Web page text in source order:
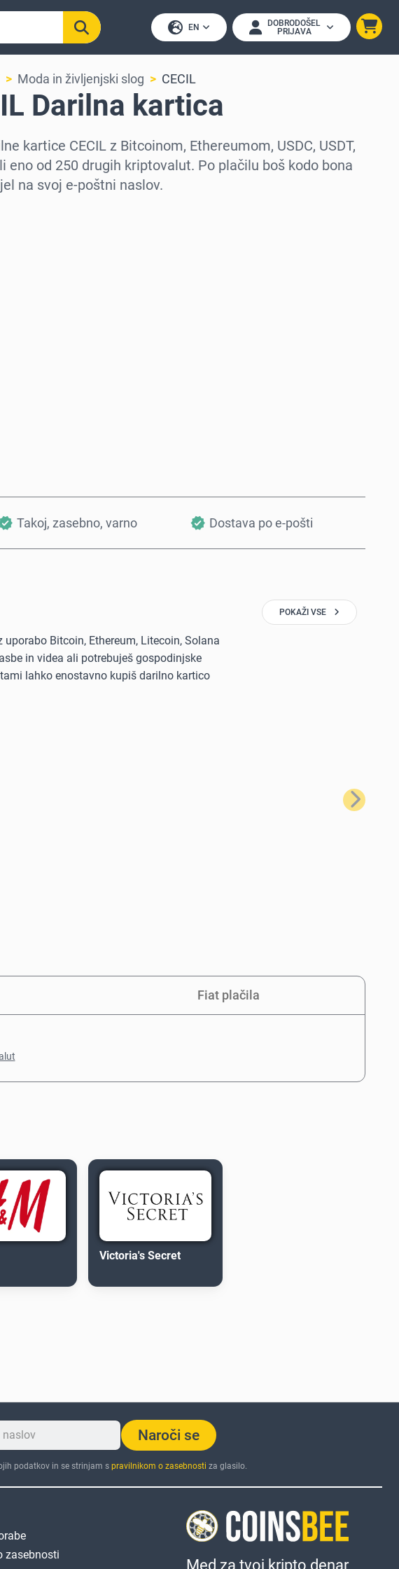
EN
DOBRODOŠEL
PRIJAVA
Moda in življenjski slog CECIL
Darilna kartica
kartice CECIL z Bitcoinom, Ethereumom, USDC, USDT,
eno od 250 drugih kriptovalut. Po plačilu boš kodo bona
na svoj e-poštni naslov.
Takoj, zasebno, varno Dostava po e-pošti
Bitcoin, Ethereum, Litecoin, Solana
in videa ali potrebuješ gospodinjske
lahko enostavno kupiš darilno kartico
POKAŽI VSE
Naslednji
Fiat plačila
Victoria's Secret
Naroči se
podatkov in se strinjam s pravilnikom o zasebnosti za glasilo.
zasebnosti
Med za tvoj kripto denar